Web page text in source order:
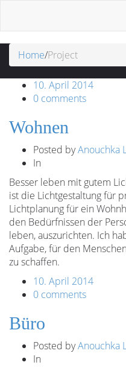
Home/Project
10. April 2014
0 comments
Wohnen
Posted byAnouchka
In
Besser leben mit gutem
ist die Lichtgestaltung für
Lichtplanung für ein
den Bedürfnissen der
leben, auszurichten. Ich
Aufgabe, für den
zu schaffen.
10. April 2014
0 comments
Büro
Posted byAnouchka
In